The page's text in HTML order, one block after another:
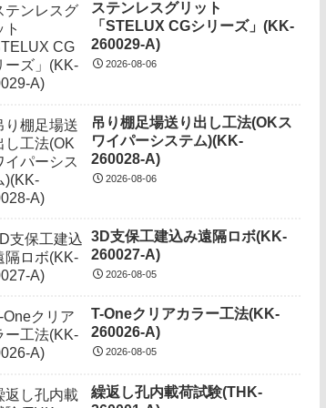
ステンレスグリット
「STELUX CGシリーズ」(KK-
260029-A)
2026-08-06
吊り棚足場送り出し工法(OKス
ワイパーシステム)(KK-
260028-A)
2026-08-06
3D支保工建込み遠隔ロボ(KK-
260027-A)
2026-08-05
T-Oneクリアカラー工法(KK-
260026-A)
2026-08-05
繰返し孔内載荷試験(THK-